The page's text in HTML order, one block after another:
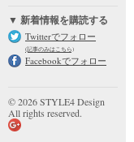
▼ 新着情報を購読する
Twitterでフォロー
(記事のみはこちら)
Facebookでフォロー
© 2026 STYLE4 Design
All rights reserved.